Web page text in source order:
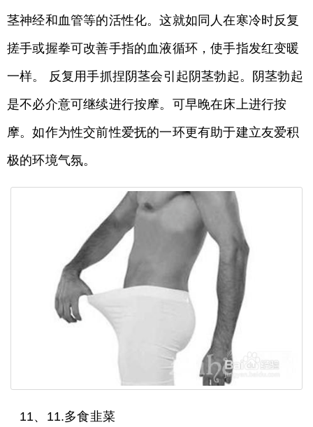
茎神经和血管等的活性化。这就如同人在寒冷时反复
搓手或握拳可改善手指的血液循环，使手指发红变暖
一样。 反复用手抓捏阴茎会引起阴茎勃起。阴茎勃起
是不必介意可继续进行按摩。可早晚在床上进行按
摩。如作为性交前性爱抚的一环更有助于建立友爱积
极的环境气氛。
11、11.多食韭菜